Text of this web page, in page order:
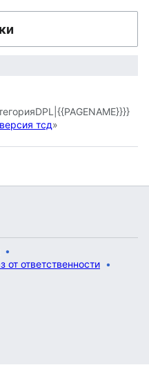
тсд»
от ответственности